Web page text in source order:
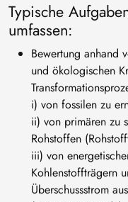
Typische
umfassen:
Bewertung anhand
und ökologischen
i) von fossilen zu
ii) von primären zu
Rohstoffen
iii) von
Kohlenstoffträgern
Überschussstrom